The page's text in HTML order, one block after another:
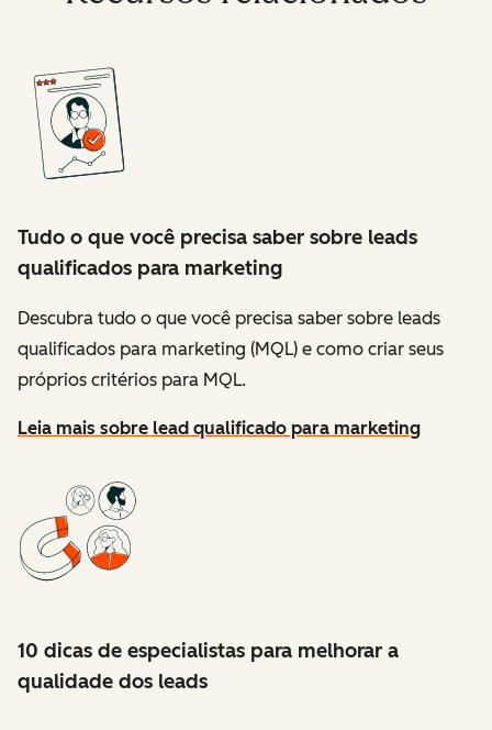
Tudo o que você precisa saber sobre leads
qualificados para marketing
Descubra tudo o que você precisa saber sobre leads
qualificados para marketing (MQL) e como criar seus
próprios critérios para MQL.
Leia mais sobre lead qualificado para marketing
10 dicas de especialistas para melhorar a
qualidade dos leads